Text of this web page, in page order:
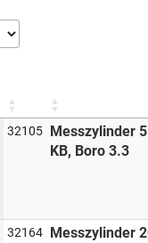
32105 Messzylinder
KB, Boro 3.3
32164 Messzylinder